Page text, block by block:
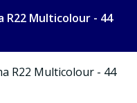
R22 Multicolour - 44